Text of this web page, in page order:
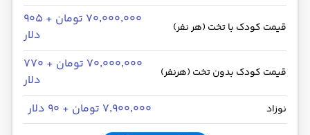
قیمت کودک با تخت (هر نفر)
۷۰٬۰۰۰٬۰۰۰ تومان + ۹۰۵
دلار
قیمت کودک بدون تخت (هرنفر)
۷۰٬۰۰۰٬۰۰۰ تومان + ۷۷۰
دلار
نوزاد ۷٬۹۰۰٬۰۰۰ تومان + ۹۰ دلار